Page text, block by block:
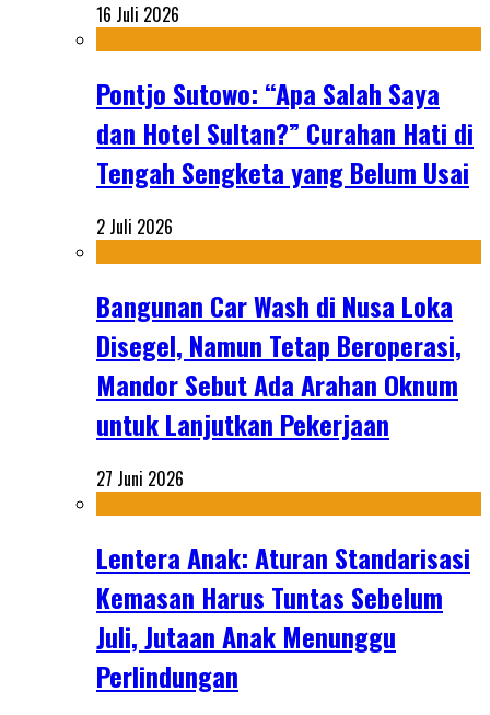
16 Juli 2026
Pontjo Sutowo: “Apa Salah Saya
dan Hotel Sultan?” Curahan Hati di
Tengah Sengketa yang Belum Usai
2 Juli 2026
Bangunan Car Wash di Nusa Loka
Disegel, Namun Tetap Beroperasi,
Mandor Sebut Ada Arahan Oknum
untuk Lanjutkan Pekerjaan
27 Juni 2026
Lentera Anak: Aturan Standarisasi
Kemasan Harus Tuntas Sebelum
Juli, Jutaan Anak Menunggu
Perlindungan